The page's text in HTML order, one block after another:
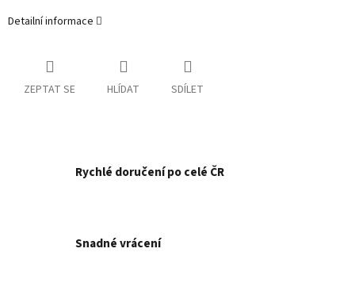
Detailní informace
ZEPTAT SE HLÍDAT SDÍLET
Rychlé doručení po celé ČR
Snadné vrácení